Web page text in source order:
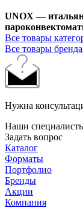
UNOX —
Все товары
Все товары
Нужна
Наши
Задать вопрос
Каталог
Форматы
Портфолио
Бренды
Акции
Компания